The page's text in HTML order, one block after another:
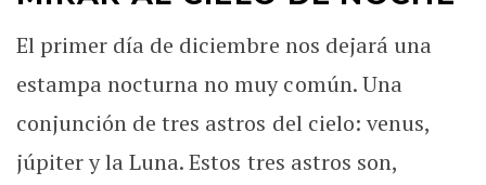
El primer día de diciembre nos dejará una
estampa nocturna no muy común. Una
conjunción de tres astros del cielo: venus,
júpiter y la Luna. Estos tres astros son,